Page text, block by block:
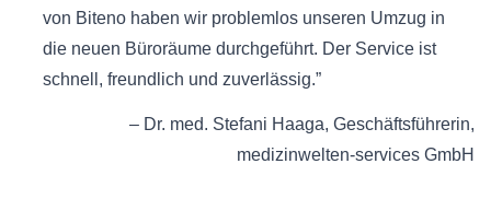
von Biteno haben wir problemlos unseren Umzug in
die neuen Büroräume durchgeführt. Der Service ist
schnell, freundlich und zuverlässig.
Dr. med. Stefani Haaga Geschäftsführerin
medizinwelten-services GmbH